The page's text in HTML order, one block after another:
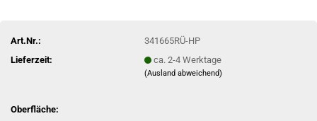
Art.Nr.:
341665RÜ-HP
Lieferzeit:
ca. 2-4 Werktage
(Ausland abweichend)
Oberfläche: